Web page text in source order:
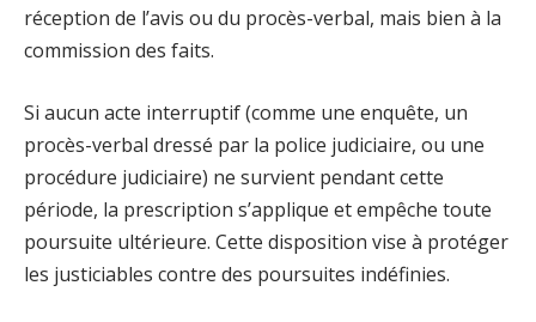
réception de l’avis ou du procès-verbal, mais bien à la
commission des faits.
Si aucun acte interruptif (comme une enquête, un
procès-verbal dressé par la police judiciaire, ou une
procédure judiciaire) ne survient pendant cette
période, la prescription s’applique et empêche toute
poursuite ultérieure. Cette disposition vise à protéger
les justiciables contre des poursuites indéfinies.